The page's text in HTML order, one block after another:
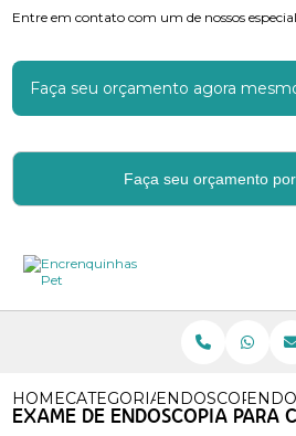
Entre em contato com um de nossos
Faça seu orçamento agora
Faça seu orçamento
HOMECATEGORIASENDOSCOPIA
EXAME DE ENDOSCOPIA PARA